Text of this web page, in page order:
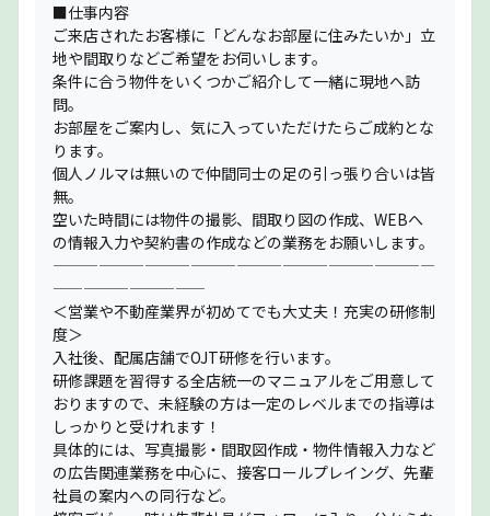
■仕事内容
ご来店されたお客様に「どんなお部屋に住みたいか」立
地や間取りなどご希望をお伺いします。
条件に合う物件をいくつかご紹介して一緒に現地へ訪
問。
お部屋をご案内し、気に入っていただけたらご成約とな
ります。
個人ノルマは無いので仲間同士の足の引っ張り合いは皆
無。
空いた時間には物件の撮影、間取り図の作成、WEBへ
の情報入力や契約書の作成などの業務をお願いします。
—————————————————————————
——————————
＜営業や不動産業界が初めてでも大丈夫！充実の研修制
度＞
入社後、配属店舗でOJT研修を行います。
研修課題を習得する全店統一のマニュアルをご用意して
おりますので、未経験の方は一定のレベルまでの指導は
しっかりと受けれます！
具体的には、写真撮影・間取図作成・物件情報入力など
の広告関連業務を中心に、接客ロールプレイング、先輩
社員の案内への同行など。